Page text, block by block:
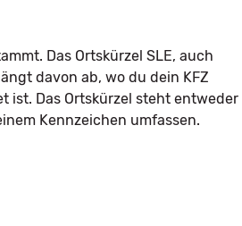
Das Ortskürzel SLE, auch
davon ab, wo du dein KFZ
ist. Das Ortskürzel steht entweder
Kennzeichen umfassen.